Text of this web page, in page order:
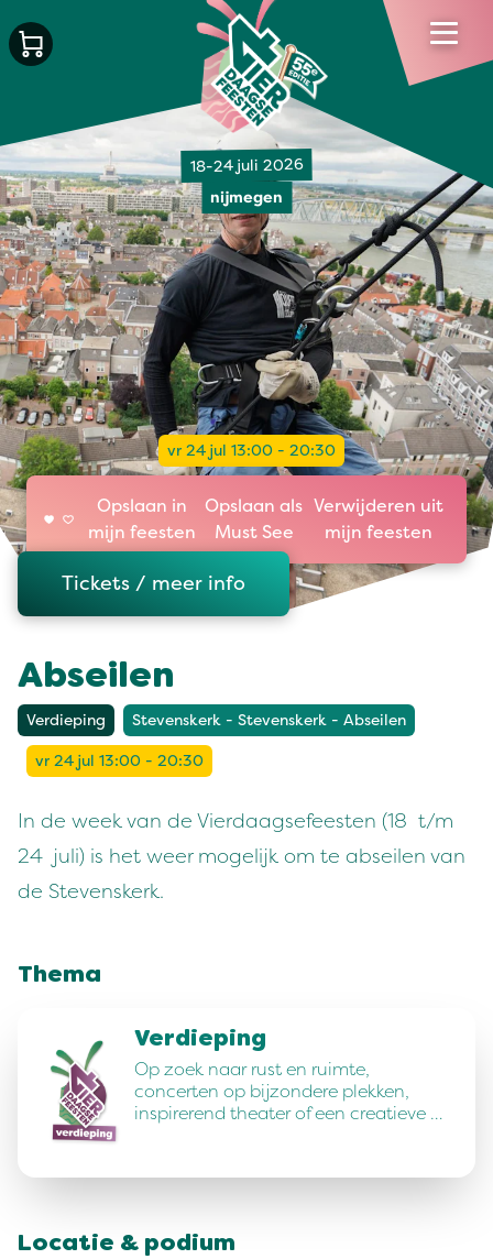
18-24 juli 2026
nijmegen
vr 24 jul 13:00 - 20:30
Tickets / meer info
Opslaan in
mijn feesten
Opslaan als
Must See
Verwijderen uit
mijn feesten
Abseilen
Verdieping Stevenskerk - Stevenskerk - Abseilen
vr 24 jul 13:00 - 20:30
In de week van de Vierdaagsefeesten (18 t/m
24 juli) is het weer mogelijk om te abseilen van
de Stevenskerk.
Thema
Verdieping
Op zoek naar rust en ruimte,
concerten op bijzondere plekken,
inspirerend theater of een creatieve …
Locatie & podium